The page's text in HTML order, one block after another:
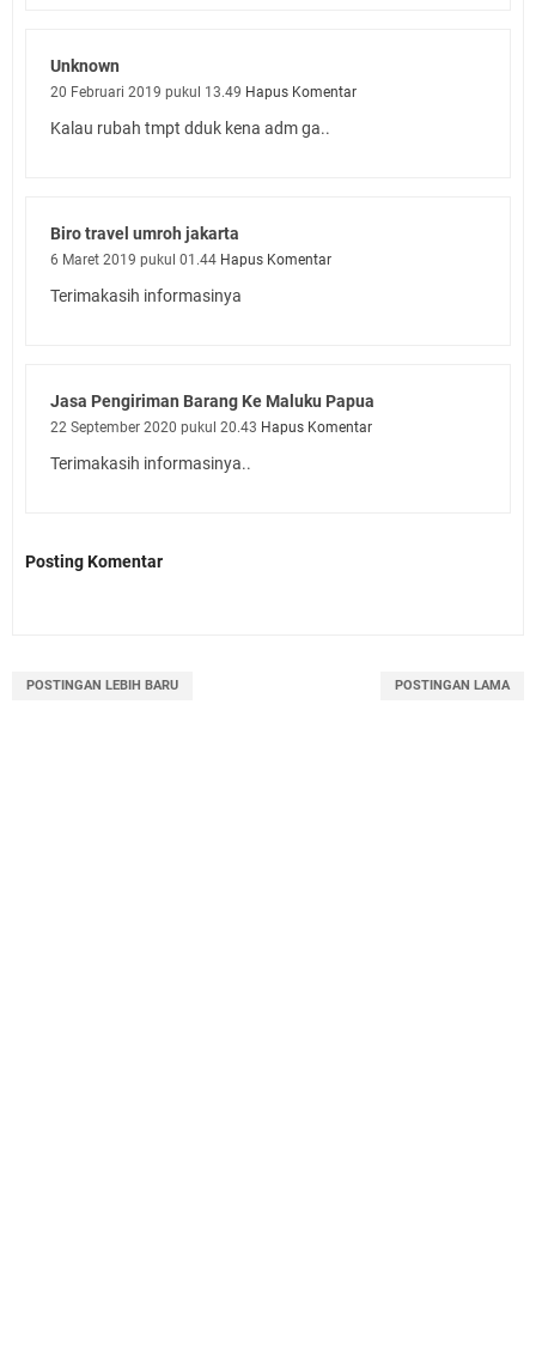
Unknown
20 Februari 2019 pukul 13.49 Hapus Komentar
Kalau rubah tmpt dduk kena adm ga..
Biro travel umroh jakarta
6 Maret 2019 pukul 01.44 Hapus Komentar
Terimakasih informasinya
Jasa Pengiriman Barang Ke Maluku Papua
22 September 2020 pukul 20.43 Hapus Komentar
Terimakasih informasinya..
Posting Komentar
POSTINGAN LEBIH BARU POSTINGAN LAMA